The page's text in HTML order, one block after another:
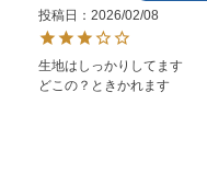
投稿日
2026/02/08
生地はしっかりしてます
どこの？ときかれます